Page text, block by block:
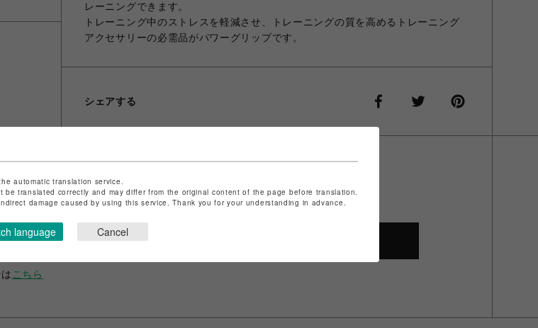
レーニングできます。
トレーニング中のストレスを軽減させ、トレーニングの質を高めるトレーニング
アクセサリーの必需品がパワーグリップです。
シェアする
ネスショップ
こちら
automatic translation service.
translated correctly and may differ from the original content of the page before translation.
damage caused by using this service. Thank you for your understanding in advance.
language Cancel